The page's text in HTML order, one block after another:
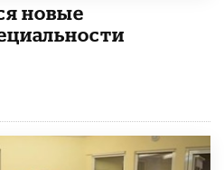
новые